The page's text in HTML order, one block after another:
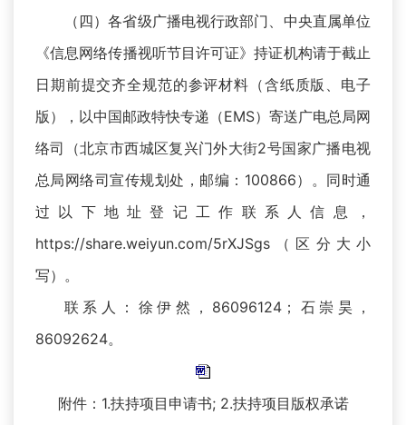
（四）各省级广播电视行政部门、中央直属单位
《信息网络传播视听节目许可证》持证机构请于截止
日期前提交齐全规范的参评材料（含纸质版、电子
版），以中国邮政特快专递（EMS）寄送广电总局网
络司（北京市西城区复兴门外大街2号国家广播电视
总局网络司宣传规划处，邮编：100866）。同时通
过以下地址登记工作联系人信息，
https://share.weiyun.com/5rXJSgs（区分大小
写）。
联系人：徐伊然，86096124；石崇昊，
86092624。
附件：1.扶持项目申请书; 2.扶持项目版权承诺